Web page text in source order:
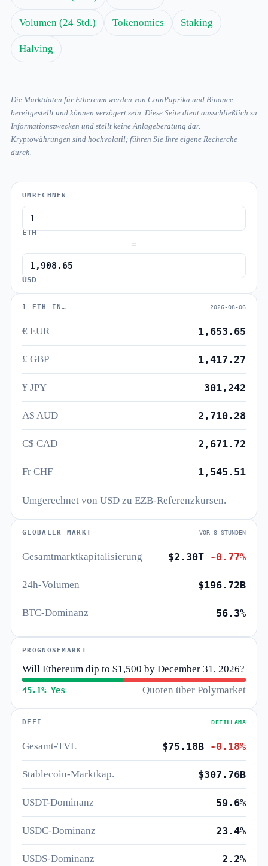
Volumen (24 Std.) Tokenomics Staking
Halving
Die Marktdaten für Ethereum werden von CoinPaprika und Binance
bereitgestellt und können verzögert sein. Diese Seite dient ausschließlich zu
Informationszwecken und stellt keine Anlageberatung dar.
Kryptowährungen sind hochvolatil; führen Sie Ihre eigene Recherche
durch.
UMRECHNEN
ETH
=
USD
1 ETH IN… 2026-08-06
€ EUR 1,653.65
£ GBP 1,417.27
¥ JPY 301,242
A$ AUD 2,710.28
C$ CAD 2,671.72
Fr CHF 1,545.51
Umgerechnet von USD zu EZB-Referenzkursen.
GLOBALER MARKT VOR 8 STUNDEN
Gesamtmarktkapitalisierung $2.30T -0.77%
24h-Volumen $196.72B
BTC-Dominanz 56.3%
PROGNOSEMARKT
Will Ethereum dip to $1,500 by December 31, 2026?
45.1% Yes Quoten über Polymarket
DEFI DEFILLAMA
Gesamt-TVL $75.18B -0.18%
Stablecoin-Marktkap. $307.76B
USDT-Dominanz 59.6%
USDC-Dominanz 23.4%
USDS-Dominanz 2.2%